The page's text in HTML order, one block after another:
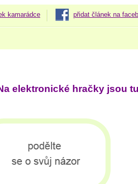
kamarádce přidat článek na
elektronické hračky jsou